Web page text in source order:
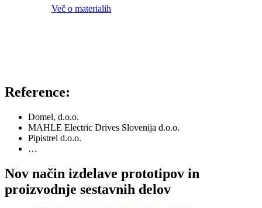
Več o materialih
Reference:
Domel, d.o.o.
MAHLE Electric Drives Slovenija d.o.o.
Pipistrel d.o.o.
…
Nov način izdelave prototipov in
proizvodnje sestavnih delov